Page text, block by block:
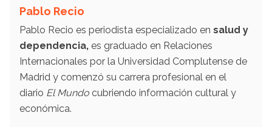
Pablo Recio
Pablo Recio es periodista especializado en salud y
dependencia, es graduado en Relaciones
Internacionales por la Universidad Complutense de
Madrid y comenzó su carrera profesional en el
diario El Mundo cubriendo información cultural y
económica.